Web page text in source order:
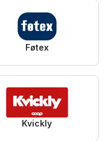
Føtex
Kvickly